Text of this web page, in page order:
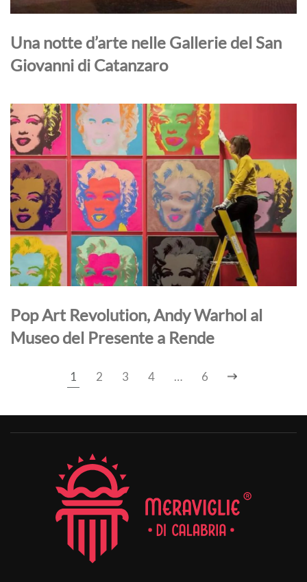
Una notte d’arte nelle Gallerie del San
Giovanni di Catanzaro
Pop Art Revolution, Andy Warhol al
Museo del Presente a Rende
1 2 3 4 … 6